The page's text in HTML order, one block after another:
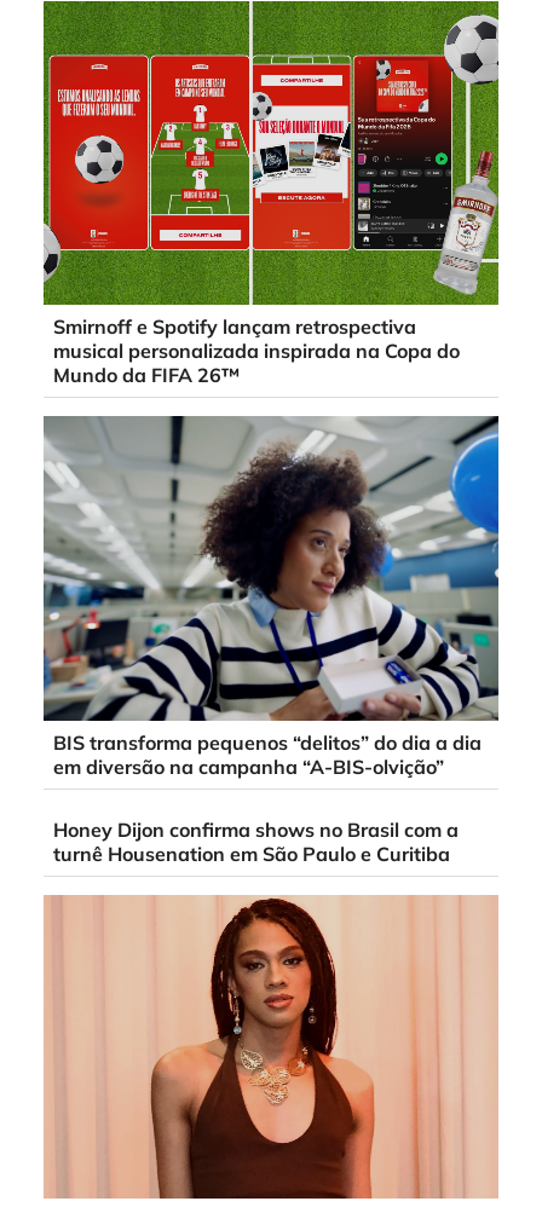
Smirnoff e Spotify lançam retrospectiva
musical personalizada inspirada na Copa do
Mundo da FIFA 26™
BIS transforma pequenos “delitos” do dia a dia
em diversão na campanha “A-BIS-olvição”
Honey Dijon confirma shows no Brasil com a
turnê Housenation em São Paulo e Curitiba